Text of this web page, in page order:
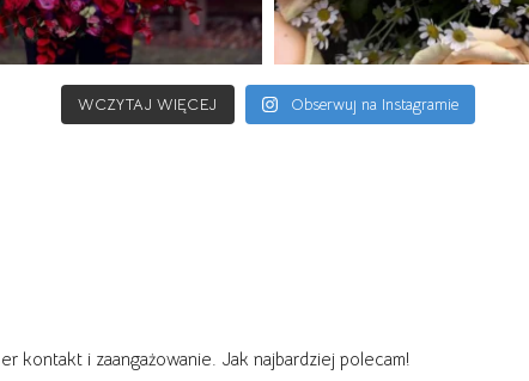
WCZYTAJ WIĘCEJ Obserwuj na Instagramie
kontakt i zaangażowanie. Jak najbardziej polecam!